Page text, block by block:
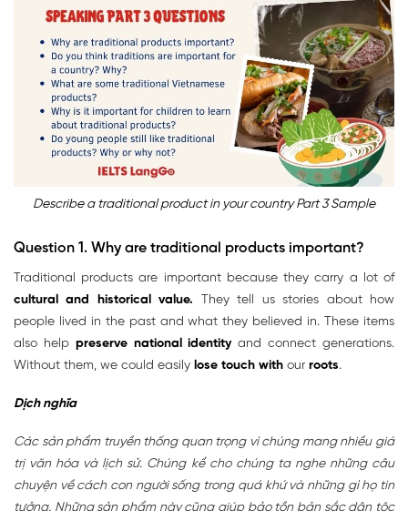
Describe a traditional product in your country Part 3 Sample
Question 1. Why are traditional products important?
Traditional products are important because they carry a lot of
cultural and historical value. They tell us stories about how
people lived in the past and what they believed in. These items
also help preserve national identityand connect generations.
Without them, we could easily lose touch with our roots.
Dịch nghĩa
Các sản phẩm truyền thống quan trọng vì chúng mang nhiều giá
trị văn hóa và lịch sử. Chúng kể cho chúng ta nghe những câu
chuyện về cách con người sống trong quá khứ và những gì họ tin
tưởng. Những sản phẩm này cũng giúp bảo tồn bản sắc dân tộc